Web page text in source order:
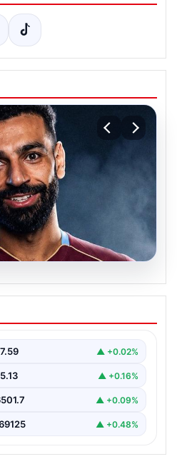
detayları
▲ +0.02%
▲ +0.16%
▲ +0.09%
▲ +0.48%